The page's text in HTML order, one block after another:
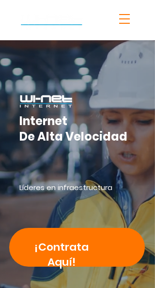
Internet
De Alta Velocidad
Líderes en infraestructura
¡Contrata
Aquí!